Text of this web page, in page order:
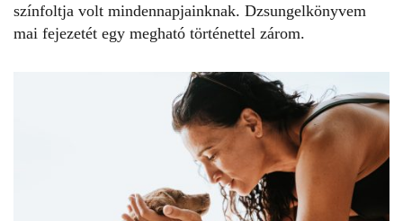
színfoltja volt mindennapjainknak. Dzsungelkönyvem
mai fejezetét egy megható történettel zárom.